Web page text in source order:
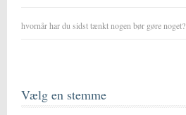
hvornår har du sidst tænkt nogen bør gøre noget?
Vælg en stemme